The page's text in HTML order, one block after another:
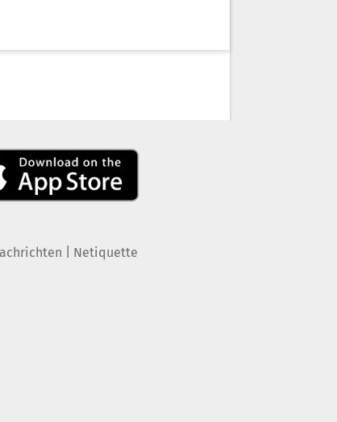
Netiquette